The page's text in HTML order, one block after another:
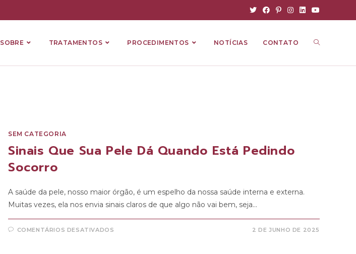
SOBRE TRATAMENTOS PROCEDIMENTOS NOTÍCIAS CONTATO
SEM CATEGORIA
Sinais Que Sua Pele Dá Quando Está Pedindo
Socorro
A saúde da pele, nosso maior órgão, é um espelho da nossa saúde interna e externa.
Muitas vezes, ela nos envia sinais claros de que algo não vai bem, seja…
COMENTÁRIOS DESATIVADOS 2 DE JUNHO DE 2025